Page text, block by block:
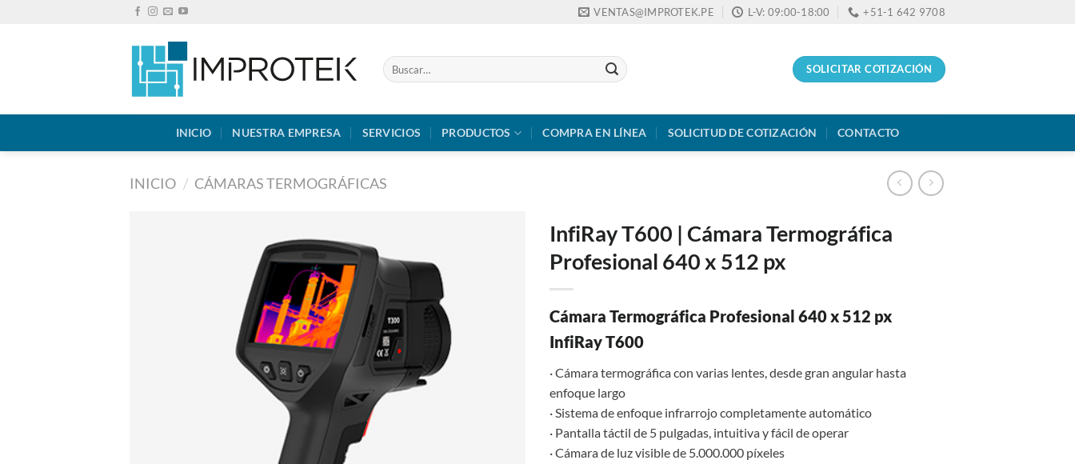
VENTAS@IMPROTEK.PE L-V: 09:00-18:00 +51-1 642 9708
Buscar
por:
SOLICITAR COTIZACIÓN
INICIO NUESTRA EMPRESA SERVICIOS PRODUCTOS COMPRA EN LÍNEA SOLICITUD DE COTIZACIÓN CONTACTO
INICIO / CÁMARAS TERMOGRÁFICAS
InfiRay T600 | Cámara Termográfica
Profesional 640 x 512 px
Cámara Termográfica Profesional 640 x 512 px
InfiRay T600
· Cámara termográfica con varias lentes, desde gran angular hasta
enfoque largo
· Sistema de enfoque infrarrojo completamente automático
· Pantalla táctil de 5 pulgadas, intuitiva y fácil de operar
· Cámara de luz visible de 5.000.000 píxeles